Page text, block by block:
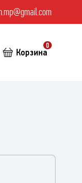
Корзина
0